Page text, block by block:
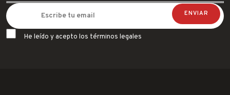
He leído y acepto los términos legales